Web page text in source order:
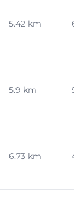
5.42 km 6
5.9 km 9
6.73 km 4